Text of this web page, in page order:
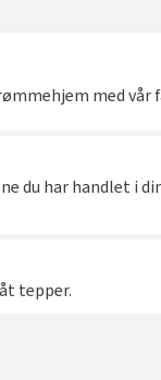
med vår
du har handlet i
tepper.